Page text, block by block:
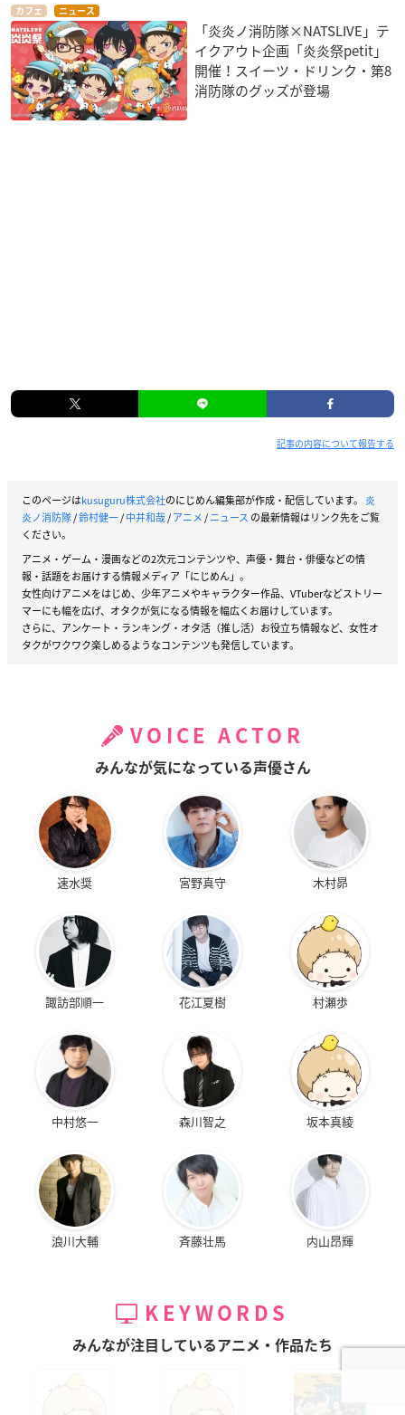
カフェ ニュース
「炎炎ノ消防隊×NATSLIVE」テ
イクアウト企画「炎炎祭petit」
開催！スイーツ・ドリンク・第8
消防隊のグッズが登場
記事の内容について報告する
このページはkusuguru株式会社のにじめん編集部が作成・配信しています。 炎
炎ノ消防隊/鈴村健一/中井和哉/アニメ/ニュース の最新情報はリンク先をご覧
ください。
アニメ・ゲーム・漫画などの2次元コンテンツや、声優・舞台・俳優などの情
報・話題をお届けする情報メディア「にじめん」。
女性向けアニメをはじめ、少年アニメやキャラクター作品、VTuberなどストリー
マーにも幅を広げ、オタクが気になる情報を幅広くお届けしています。
さらに、アンケート・ランキング・オタ活（推し活）お役立ち情報など、女性オ
タクがワクワク楽しめるようなコンテンツも発信しています。
VOICE ACTOR
みんなが気になっている声優さん
速水奨 宮野真守 木村昴
諏訪部順一 花江夏樹 村瀬歩
中村悠一 森川智之 坂本真綾
浪川大輔 斉藤壮馬 内山昂輝
KEYWORDS
みんなが注目しているアニメ・作品たち